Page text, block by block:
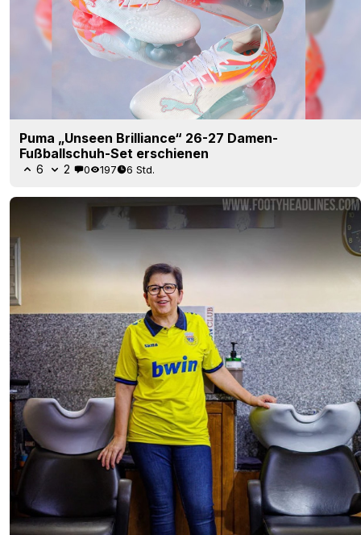
Puma „Unseen Brilliance“ 26-27 Damen-
Fußballschuh-Set erschienen
6 2 0 197 6 Std.